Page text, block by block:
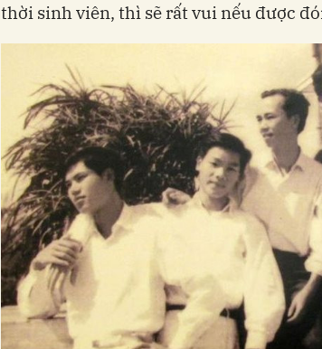
thời sinh viên, thì sẽ rất vui nếu được